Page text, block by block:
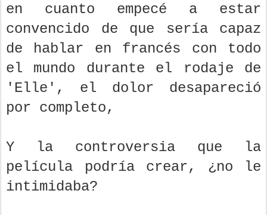
en cuanto empecé a estar
convencido de que sería capaz
de hablar en francés con todo
el mundo durante el rodaje de
'Elle', el dolor desapareció
por completo,
Y la controversia que la
película podría crear, ¿no le
intimidaba?